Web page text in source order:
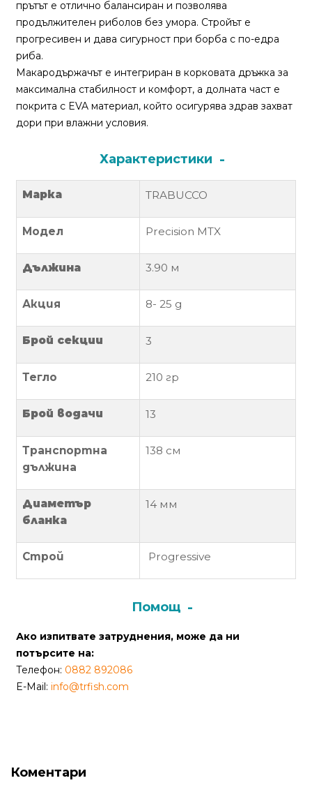
За
нас
Контакти
Поръчка
доставка
рекламация
за
Политика
за
поверителност
Политика
използване
“бисквитки”
(Cookie)
Copyright
2026
Всички
запазени.
Интернет
Маркетинг
от
Weberest
прътът е отлично балансиран и позволява
продължителен риболов без умора. Стройът е
прогресивен и дава сигурност при борба с по-едра
риба.
Макародържачът е интегриран в корковата дръжка за
максимална стабилност и комфорт, а долната част е
покрита с EVA материал, който осигурява здрав захват
дори при влажни условия.
Характеристики
Марка TRABUCCO
Модел Precision MTX
Дължина 3.90 м
Акция 8- 25 g
Брой секции 3
Тегло 210 гр
Брой водачи 13
Транспортна
дължина
138 см
Диаметър
бланка
14 мм
Строй Progressive
Помощ
Ако изпитвате затруднения, може да ни
потърсите на:
Телефон: 0882 892086
E-Mail: info@trfish.com
Коментари